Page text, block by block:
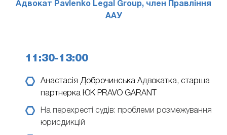
Адвокат Pavlenko Legal Group, член Правління
ААУ
11:30-13:00
Анастасія Доброчинська Адвокатка, старша
партнерка ЮК PRAVO GARANT
На перехресті судів: проблеми розмежування
юрисдикцій